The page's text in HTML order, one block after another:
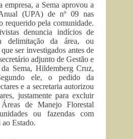
a Sema aprovou a
(UPA) de nº 09 nas
requerido pela comunidade.
denuncia indícios de
delimitação da área, ou
ser investigados antes de
adjunto de Gestão e
Sema, Hildemberg Cruz,
ele, o pedido da
e a secretaria autorizou
justamente para excluir
de Manejo Florestal
ou fazendas com
Estado.